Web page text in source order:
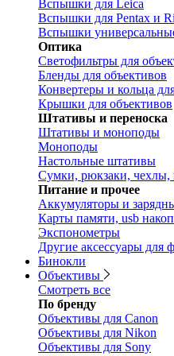
Вспышки для Leica
Вспышки для Pentax и
Вспышки
Оптика
Светофильтры для
Бленды для объективов
Конвертеры и кольца
Крышки для объективов
Штативы и переноска
Штативы и моноподы
Моноподы
Настольные штативы
Сумки, рюкзаки, чехлы,
Питание и прочее
Аккумуляторы и
Карты памяти, usb
Экспонометры
Другие аксессуары для
Бинокли
Объективы
Смотреть все
По бренду
Объективы для Canon
Объективы для Nikon
Объективы для Sony